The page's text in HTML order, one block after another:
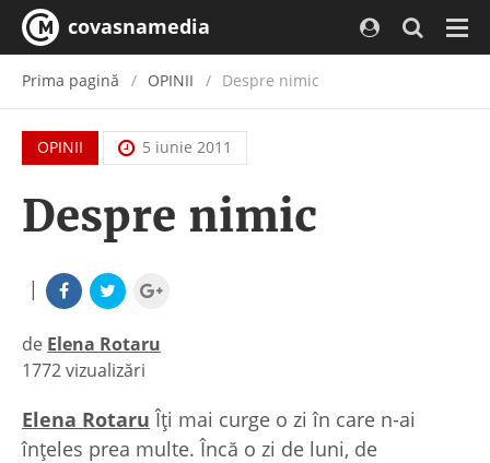
covasnamedia
Prima pagină OPINII Despre nimic
OPINII 5 iunie 2011
Despre nimic
|
de Elena Rotaru
|
1772 vizualizări
Elena Rotaru Îți mai curge o zi în care n-ai
înțeles prea multe. Încă o zi de luni, de